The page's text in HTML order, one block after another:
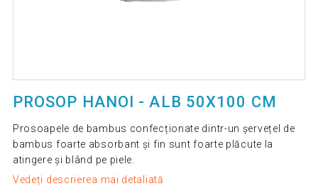
PROSOP HANOI - ALB 50X100 CM
Prosoapele de bambus confecționate dintr-un șervețel de
bambus foarte absorbant și fin sunt foarte plăcute la
atingere și blând pe piele.
Vedeți descrierea mai detaliată